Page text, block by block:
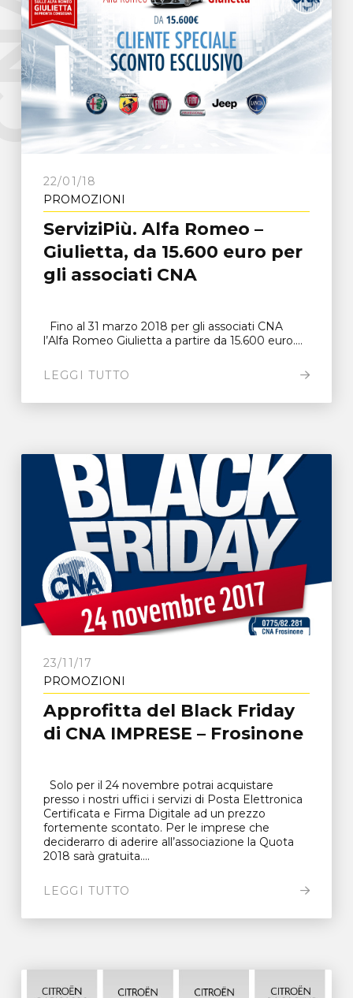
22/01/18
PROMOZIONI
ServiziPiù. Alfa Romeo –
Giulietta, da 15.600 euro per
gli associati CNA
Fino al 31 marzo 2018 per gli associati CNA
l’Alfa Romeo Giulietta a partire da 15.600 euro....
LEGGI TUTTO
23/11/17
PROMOZIONI
Approfitta del Black Friday
di CNA IMPRESE – Frosinone
Solo per il 24 novembre potrai acquistare
presso i nostri uffici i servizi di Posta Elettronica
Certificata e Firma Digitale ad un prezzo
fortemente scontato. Per le imprese che
deciderarro di aderire all’associazione la Quota
2018 sarà gratuita....
LEGGI TUTTO